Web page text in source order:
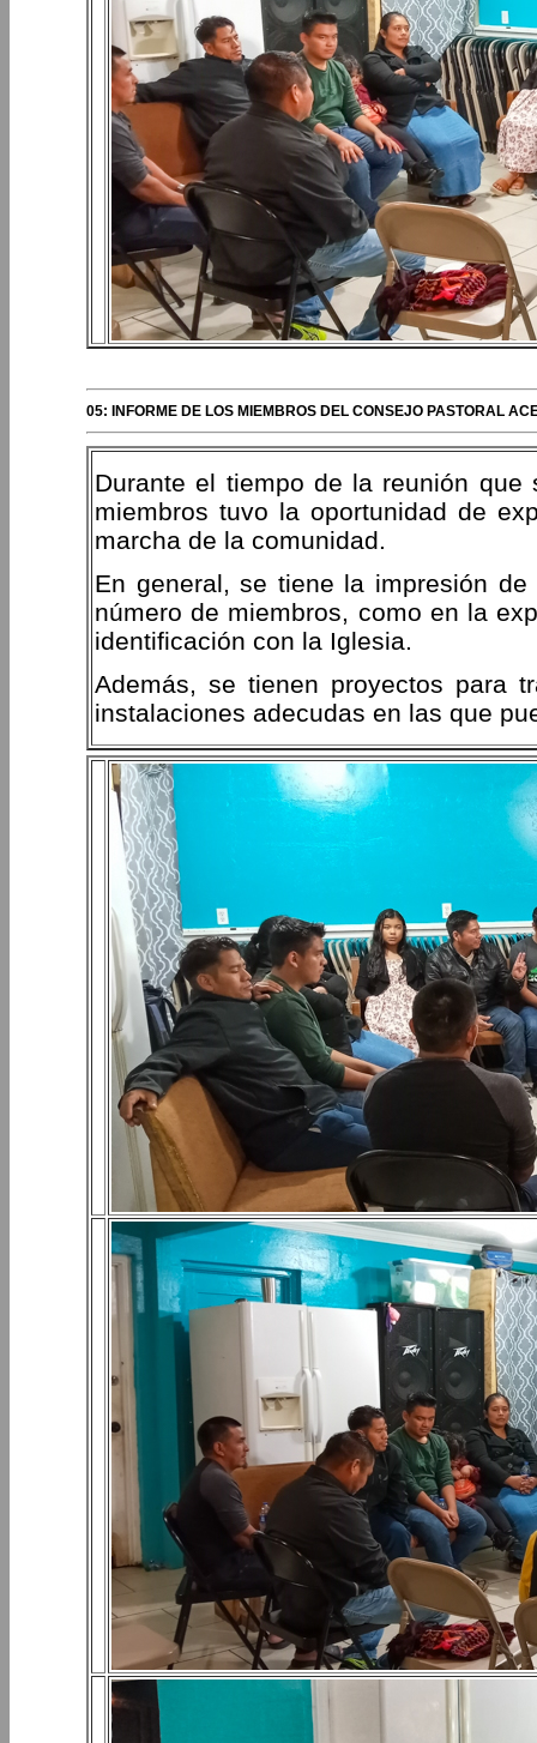
05: INFORME DE LOS MIEMBROS DEL CONSEJO PASTORAL
Durante el tiempo de la reunión
miembros tuvo la oportunidad de
marcha de la comunidad.
En general, se tiene la impresión
número de miembros, como en la
identificación con la Iglesia.
Además, se tienen proyectos para
instalaciones adecudas en las que